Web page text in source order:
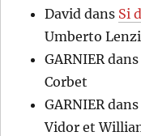
David dans Si
Umberto Lenzi
GARNIER
Corbet
GARNIER
Vidor et